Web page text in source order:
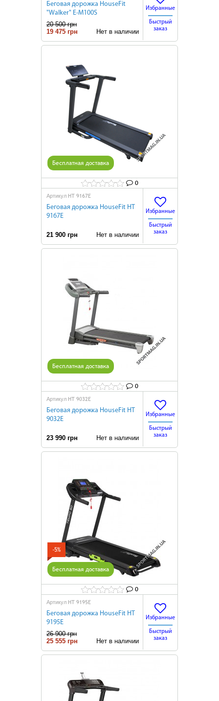
Беговая дорожка HouseFit
"Walker" E-M100S
20 500 грн
19 475 грн
Нет в наличии
Избранные
Быстрый
заказ
0
Бесплатная доставка
Артикул HТ 9167E
Беговая дорожка HouseFit HТ
9167E
21 900 грн Нет в наличии
Избранные
Быстрый
заказ
0
Бесплатная доставка
Артикул HТ 9032E
Беговая дорожка HouseFit HТ
9032E
23 990 грн Нет в наличии
Избранные
Быстрый
заказ
0
Бесплатная доставка
-5%
Артикул HТ 9195E
Беговая дорожка HouseFit HТ
9195E
26 900 грн
25 555 грн
Нет в наличии
Избранные
Быстрый
заказ